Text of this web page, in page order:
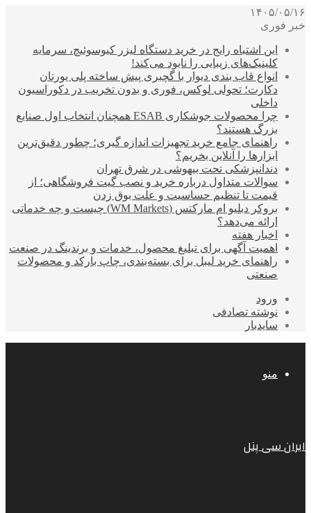
۱۴۰۵/۰۵/۱۶
خبر فوری
این اشتباه رایج در خرید دستگاه لیزر کیوسوئیچ، سرمایه
کلینیک‌های زیبایی را نابود می‌کند!
انواع قاب بندی دیوار با گچبری پیش ساخته پلی یورتان
دکارت؛ تحولی لوکس، فوری و بدون تخریب در دکوراسیون
داخلی
چرا محصولات جوشکاری ESAB همچنان انتخاب اول صنایع
بزرگ هستند؟
راهنمای جامع خرید تجهیزات اندازه گیری؛ چطور دقیق‌ترین
ابزارها را آنلاین بخریم؟
دندانپزشکی تحت بیهوشی در شرق تهران
سوالات متداول درباره خرید و نصب گیت فروشگاهی؛ از
قیمت تا تنظیم حساسیت و علت بوق زدن
بروکر دبلیو ام مارکتس (WM Markets) چیست و چه خدماتی
ارائه می‌دهد؟
اخبار هفته
اهمیت آگهی برای تبلیغ محصول، خدمات و برندینگ در صنعت
راهنمای خرید لیبل برای بسته‌بندی، چاپ بارکد و محصولات
صنعتی
ورود
نوشته تصادفی
سایدبار
منو
ایران سی پنل